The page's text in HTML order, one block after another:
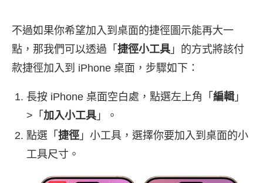
不過如果你希望加入到桌面的捷徑圖示能再大一
點，那我們可以透過「 捷徑小工具 」的方式將該付
款捷徑加入到 iPhone 桌面，步驟如下：
長按 iPhone 桌面空白處，點選左上角「 編輯 」
>「 加入小工具 」。
點選「 捷徑 」小工具，選擇你要加入到桌面的小
工具尺寸。